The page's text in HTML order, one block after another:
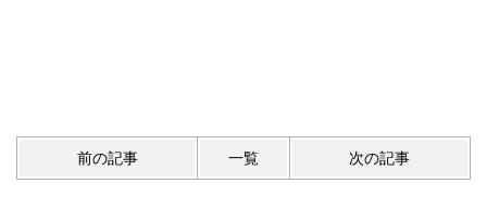
前の記事 一覧 次の記事